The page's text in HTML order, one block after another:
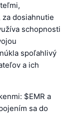
dosiahnutie
schopnosti
spoľahlivý
a ich
$EMR a
sa do